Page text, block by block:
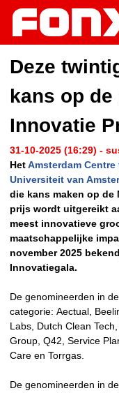
Deze
kans op de
Innovatie
31-10-2025 (16:29) -
HetAmsterdam
Universiteit van
die kans maken op de
prijs wordt uitgereikt
meest innovatieve
maatschappelijke
november 2025
Innovatiegala.
De genomineerden in
categorie: Aectual,
Labs, Dutch Clean
Group, Q42, Service
Care en Torrgas.
De genomineerden in